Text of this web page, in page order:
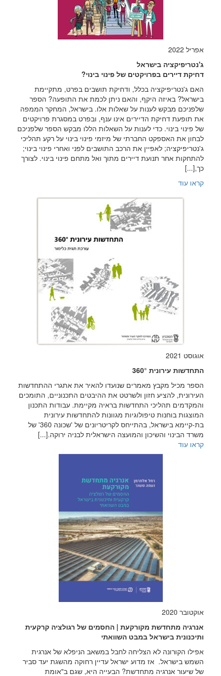
אפריל 2022
ג'נטריפיקציה בישראל
דחיקת דיירים בפרויקטים של פינוי בינוי?
האם ג'נטריפיקציה בכלל, ודחיקת תושבים בפרט, מתקיימת
בישראל? באיזה היקף, והאם ניתן לכמת את התופעה? הספר
שלפניכם מבקש לענות על שאלות אלו. בישראל, המחקר הממפה
את תופעת דחיקת הדיירים אינו ענף, ובפרט במסגרת פרויקטים
של פינוי בינוי. כדי לענות על השאלות הללו מבקש הספר שלפניכם
לבחון את האספקט החברתי של מיזמי פינוי בינוי על רקע תהליכי
ג'נטריפיקציה; לאפיין את הרכב התושבים לפני ואחרי פינוי בינוי;
להתחקות אחר תנועת דיירים מתוך ואל מתחם פינוי בינוי. לצורך
כך,[...]
קראו עוד
אוגוסט 2021
התחדשות עירונית 360°
הספר מכיל מקבץ מאמרים שנועדו להאיר את אתגרי ההתחדשות
העירונית, להציע חזון ולשרטט את ההיבטים התכנוניים, התומכים
והמקדמים תהליכי התחדשות בראיה מקיימת. עבודות התכנון
המוצגות בוחנות טיפולוגיות מגוונות להתחדשות עירונית
בת-קיימא בישראל, בהתייחס לקריטריונים של 'שכונה 360' של
משרד הבינוי והשיכון והמועצה הישראלית לבניה ירוקה.[...]
קראו עוד
אוקטובר 2020
אנרגיה מתחדשת מקורקעת | החסמים של רגולציה קרקעית
ותיכנונית בישראל במבט השוואתי
אפילו הקורונה לא הצליחה לחבל במשאב הניפלא של אנרגית
השמש בישראל. אז מדוע ישראל עדיין רחוקה מהשגת יעד סביר
של שיעור אנרגיה מתחדשת? הבעייה היא, שגם ב"אומת